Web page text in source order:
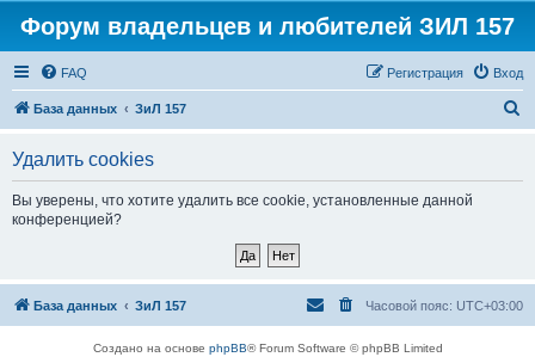
Форум владельцев и любителей ЗИЛ 157
FAQ Вход
Регистрация
База данных ЗиЛ 157
Удалить cookies
Вы уверены, что хотите удалить все cookie, установленные данной
конференцией?
База данных ЗиЛ 157 Часовой пояс: UTC+03:00
Создано на основе phpBB® Forum Software © phpBB Limited